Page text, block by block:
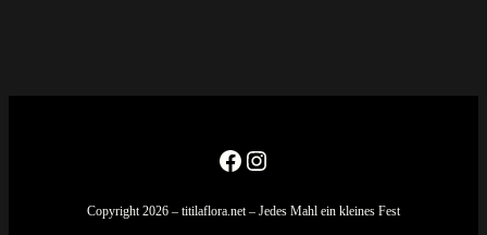
Facebook
Instagram
Copyright 2026 – titilaflora.net – Jedes Mahl ein kleines Fest